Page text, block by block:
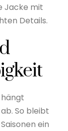
Jacke mit
Details.
So bleibt
ein